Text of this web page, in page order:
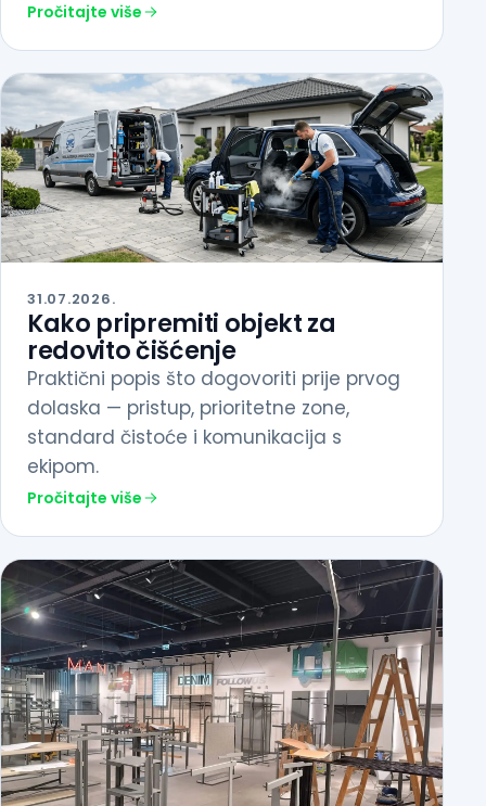
Pročitajte više
31.07.2026.
Kako pripremiti objekt za
redovito čišćenje
Praktični popis što dogovoriti prije prvog
dolaska — pristup, prioritetne zone,
standard čistoće i komunikacija s
ekipom.
Pročitajte više